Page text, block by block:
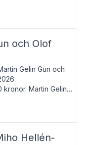
samtalar med
De läser upp på
och svenska och
och Olof
Gelin Gun och
Martin Gelin,
Han lever
år bosat
Hellén-